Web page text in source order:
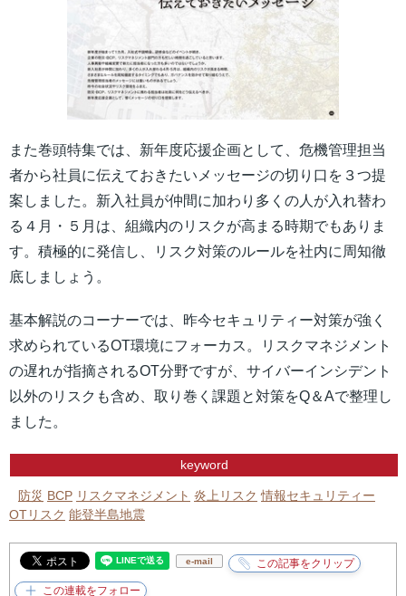
また巻頭特集では、新年度応援企画として、危機管理担当
者から社員に伝えておきたいメッセージの切り口を３つ提
案しました。新入社員が仲間に加わり多くの人が入れ替わ
る４月・５月は、組織内のリスクが高まる時期でもありま
す。積極的に発信し、リスク対策のルールを社内に周知徹
底しましょう。
基本解説のコーナーでは、昨今セキュリティー対策が強く
求められているOT環境にフォーカス。リスクマネジメント
の遅れが指摘されるOT分野ですが、サイバーインシデント
以外のリスクも含め、取り巻く課題と対策をQ＆Aで整理し
ました。
keyword
防災 BCP リスクマネジメント 炎上リスク 情報セキュリティー
OTリスク 能登半島地震
e-mail